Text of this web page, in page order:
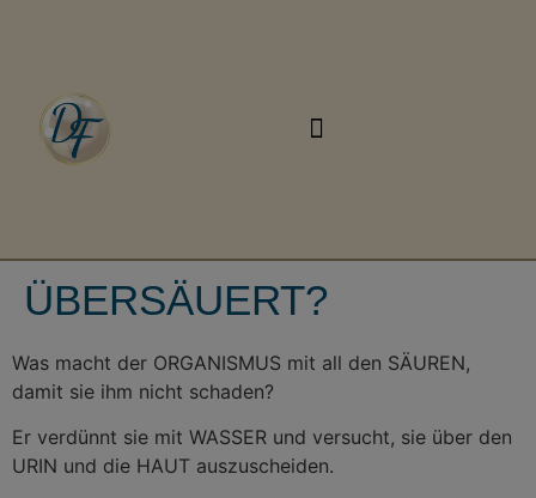
ÜBERSÄUERT?
Was macht der ORGANISMUS mit all den SÄUREN,
damit sie ihm nicht schaden?
Er verdünnt sie mit WASSER und versucht, sie über den
URIN und die HAUT auszuscheiden.